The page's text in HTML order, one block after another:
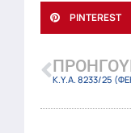
PINTEREST